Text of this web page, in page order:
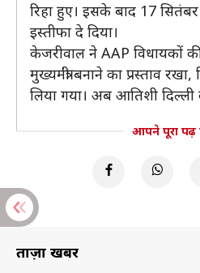
रिहा हुए। इसके बाद 17
इस्तीफा दे दिया।
केजरीवाल ने AAP विधायकों
मुख्यमंत्री बनाने का प्रस्ताव
लिया गया। अब आतिशी दिल्ली
आपने पूरा पढ़
ताज़ा खबरें